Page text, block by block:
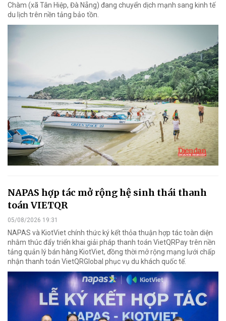
Chàm (xã Tân Hiệp, Đà Nẵng) đang chuyển dịch mạnh sang kinh tế
du lịch trên nền tảng bảo tồn.
NAPAS hợp tác mở rộng hệ sinh thái thanh
toán VIETQR
05/08/2026 19:31
NAPAS và KiotViet chính thức ký kết thỏa thuận hợp tác toàn diện
nhằm thúc đẩy triển khai giải pháp thanh toán VietQRPay trên nền
tảng quản lý bán hàng KiotViet, đồng thời mở rộng mạng lưới chấp
nhận thanh toán VietQRGlobal phục vụ du khách quốc tế.